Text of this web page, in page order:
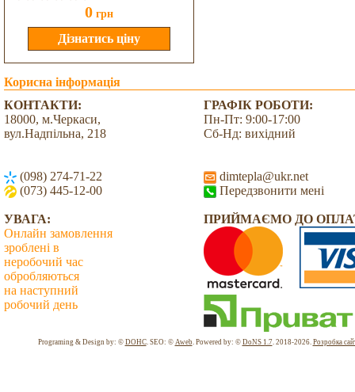
0 грн
Корисна інформація
КОНТАКТИ:
18000, м.Черкаси,
вул.Надпільна, 218
(098) 274-71-22
(073) 445-12-00
ГРАФІК РОБОТИ:
Пн-Пт: 9:00-17:00
Сб-Нд: вихідний
dimtepla@ukr.net
Передзвонити мені
УВАГА:
Онлайн замовлення
зроблені в
неробочий час
обробляються
на наступний
робочий день
ПРИЙМАЄМО ДО
Programing & Design by: © DOHC. SEO: © Aweb. Powered by: © DoNS 1.7. 2018-2026. Розробка